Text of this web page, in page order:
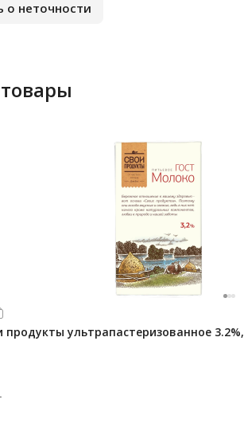
о неточности
ультрапастеризованное